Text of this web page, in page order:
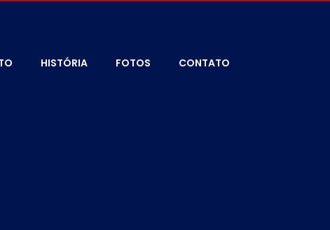
HISTÓRIA FOTOS CONTATO